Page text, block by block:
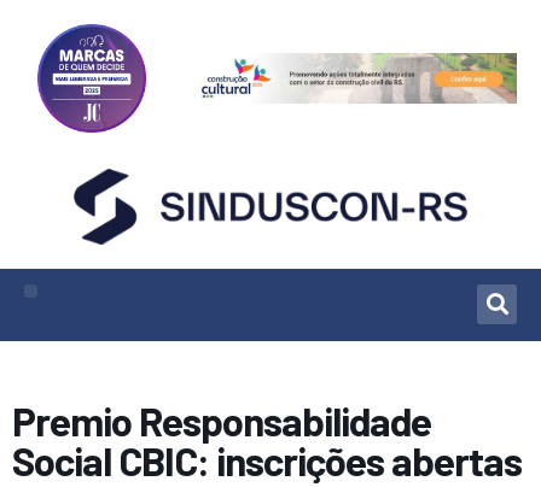
Premio Responsabilidade
Social CBIC: inscrições abertas